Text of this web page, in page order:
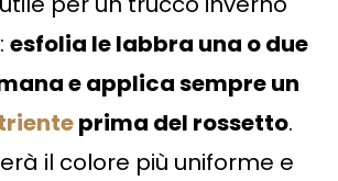
esfolia le labbra una o due
e applica sempre un
prima del rossetto.
il colore più uniforme e